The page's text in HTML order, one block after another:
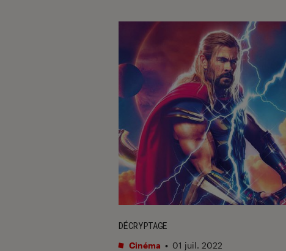
DÉCRYPTAGE
Cinéma • 01 juil. 2022